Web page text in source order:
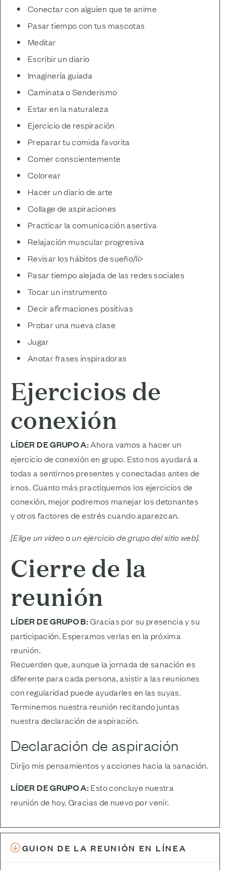
Conectar con alguien que te anime
Pasar tiempo con tus mascotas
Meditar
Escribir un diario
Imaginería guiada
Caminata o Senderismo
Estar en la naturaleza
Ejercicio de respiración
Preparar tu comida favorita
Comer conscientemente
Colorear
Hacer un diario de arte
Collage de aspiraciones
Practicar la comunicación asertiva
Relajación muscular progresiva
Revisar los hábitos de sueño/li>
Pasar tiempo alejada de las redes sociales
Tocar un instrumento
Decir afirmaciones positivas
Probar una nueva clase
Jugar
Anotar frases inspiradoras
Ejercicios de
conexión
LÍDER DE GRUPO A: Ahora vamos a hacer un
ejercicio de conexión en grupo. Esto nos ayudará a
todas a sentirnos presentes y conectadas antes de
irnos. Cuanto más practiquemos los ejercicios de
conexión, mejor podremos manejar los detonantes
y otros factores de estrés cuando aparezcan.
[Elige un video o un ejercicio de grupo del sitio web].
Cierre de la
reunión
LÍDER DE GRUPO B:Gracias por su presencia y su
participación. Esperamos verlas en la próxima
reunión.
Recuerden que, aunque la jornada de sanación es
diferente para cada persona, asistir a las reuniones
con regularidad puede ayudarles en las suyas.
Terminemos nuestra reunión recitando juntas
nuestra declaración de aspiración.
Declaración de aspiración
Dirijo mis pensamientos y acciones hacia la sanación.
LÍDER DE GRUPO A: Esto concluye nuestra
reunión de hoy. Gracias de nuevo por venir.
GUION DE LA REUNIÓN EN LÍNEA